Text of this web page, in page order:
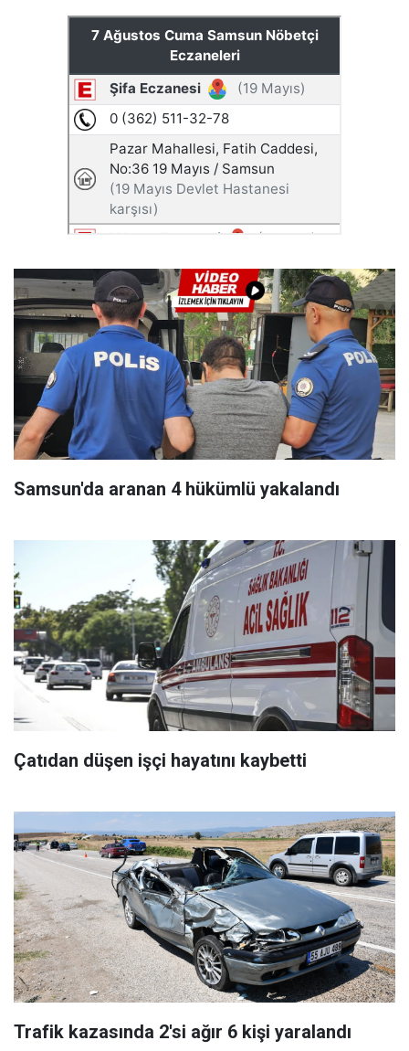
Samsun'da aranan 4 hükümlü yakalandı
Çatıdan düşen işçi hayatını kaybetti
Trafik kazasında 2'si ağır 6 kişi yaralandı